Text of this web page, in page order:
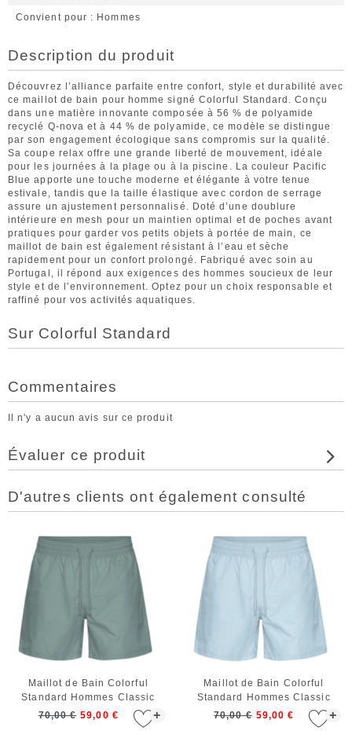
Convient pour Hommes
Description du produit
Découvrez l’alliance parfaite entre confort, style et durabilité avec
ce maillot de bain pour homme signé Colorful Standard. Conçu
dans une matière innovante composée à 56 % de polyamide
recyclé Q-nova et à 44 % de polyamide, ce modèle se distingue
par son engagement écologique sans compromis sur la qualité.
Sa coupe relax offre une grande liberté de mouvement, idéale
pour les journées à la plage ou à la piscine. La couleur Pacific
Blue apporte une touche moderne et élégante à votre tenue
estivale, tandis que la taille élastique avec cordon de serrage
assure un ajustement personnalisé. Doté d’une doublure
intérieure en mesh pour un maintien optimal et de poches avant
pratiques pour garder vos petits objets à portée de main, ce
maillot de bain est également résistant à l’eau et sèche
rapidement pour un confort prolongé. Fabriqué avec soin au
Portugal, il répond aux exigences des hommes soucieux de leur
style et de l’environnement. Optez pour un choix responsable et
raffiné pour vos activités aquatiques.
Sur Colorful Standard
Commentaires
Il n'y a aucun avis sur ce produit
Évaluer ce produit
D'autres clients ont également consulté
+
Maillot de Bain Colorful
Standard Hommes Classic
Swim Shorts Steel Blue
70,00 € 59,00 € +
Maillot de Bain Colorful
Standard Hommes Classic
Swim Shorts Polar Blue
70,00 € 59,00 €